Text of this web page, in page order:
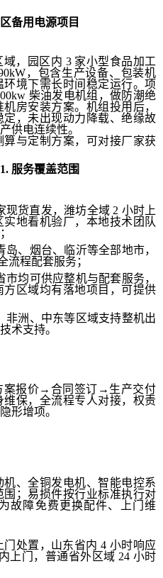
备用电源项目
，园区内 3 家小型食品加工
，包含生产设备、包装机
境下需长时间稳定运行。项
柴油发电机组，做防潮绝
房安装方案。机组投用后，
，未出现动力降载、绝缘故
供电连续性。
与定制方案，可对接厂家获
1. 服务覆盖范围
现货直发，潍坊全域 2 小时上
地看机验厂，本地技术团队
岛、烟台、临沂等全部地市，
流程配套服务；
市均可供应整机与配套服务，
区域均有落地项目，可提供
非洲、中东等区域支持整机出
术支持。
报价→合同签订→生产交付
保，全流程专人对接，权责
形增项。
、全铜发电机、智能电控系
；易损件按行业标准执行对
故障免费更换配件、上门维
处置，山东省内 4 小时响应
上门，普通省外区域 24 小时